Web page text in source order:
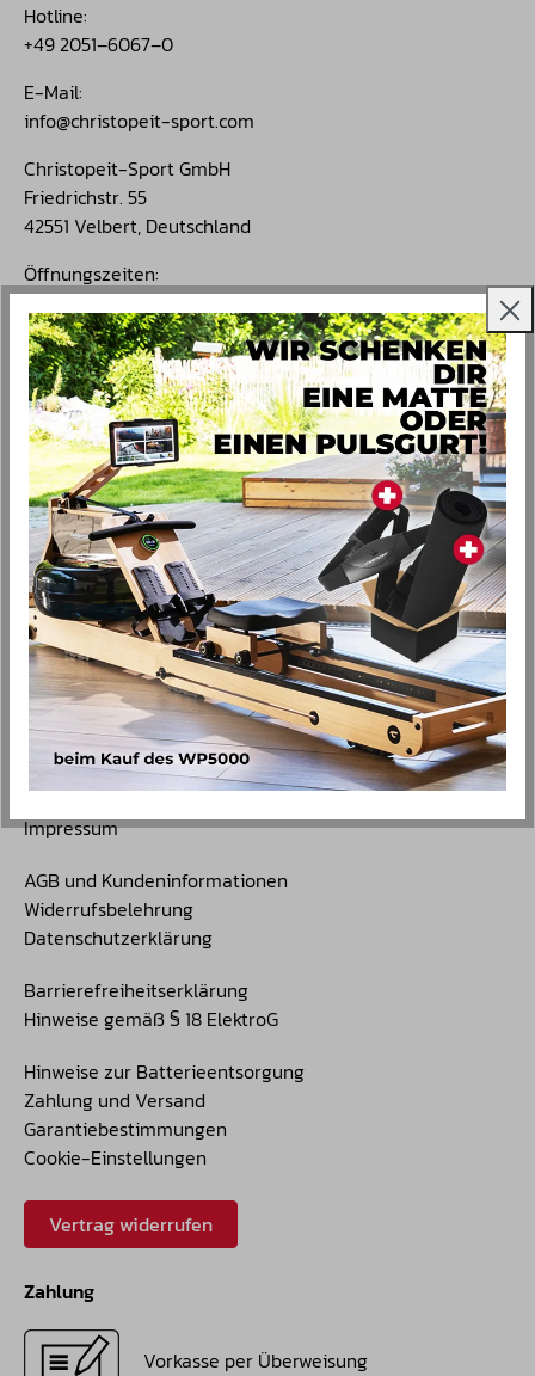
Hotline:
+49 2051–6067–0
E-Mail:
info@christopeit-sport.com
Christopeit-Sport GmbH
Friedrichstr. 55
42551 Velbert, Deutschland
Öffnungszeiten:
Mo. – Do.: 9–16 Uhr
Fr.: 9–15 Uhr
Menu
Produkte
Ausdauersport
Kraftsport
Kleinfitness
Zubehör
Lifestyle
Christopeit GYM
Blog
Über Christopeit
Historie
Rechtliches
Impressum
AGB und Kundeninformationen
Widerrufsbelehrung
Datenschutzerklärung
Barrierefreiheitserklärung
Hinweise gemäß § 18 ElektroG
Hinweise zur Batterieentsorgung
Zahlung und Versand
Garantiebestimmungen
Cookie-Einstellungen
Vertrag widerrufen
Zahlung
Vorkasse per Überweisung